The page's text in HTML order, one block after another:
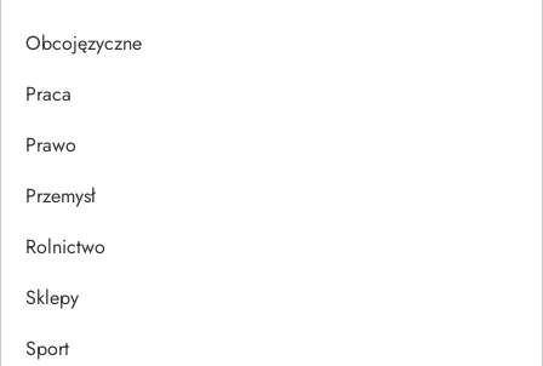
u
Obcojęzyczne
Praca
Prawo
Przemysł
Rolnictwo
Sklepy
Sport